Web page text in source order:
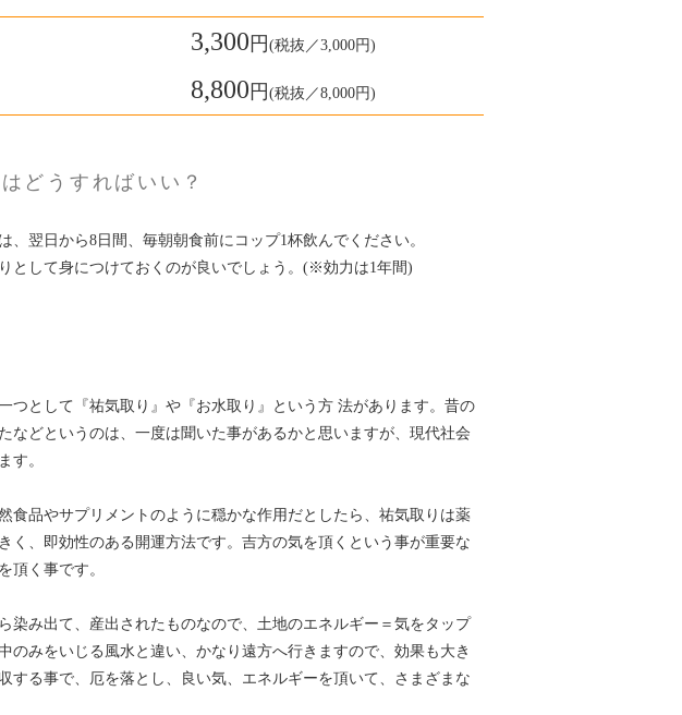
3,300 円 (税抜／3,000円)
8,800 円 (税抜／8,000円)
どうすればいい？
、翌日から8日間、毎朝朝食前にコップ1杯飲んでください。
として身につけておくのが良いでしょう。(※効力は1年間)
つとして『祐気取り』や『お水取り』という方 法があります。昔の
などというのは、一度は聞いた事があるかと思いますが、現代社会
す。
食品やサプリメントのように穏かな作用だとしたら、祐気取りは薬
く、即効性のある開運方法です。吉方の気を頂くという事が重要な
頂く事です。
染み出て、産出されたものなので、土地のエネルギー＝気をタップ
のみをいじる風水と違い、かなり遠方へ行きますので、効果も大き
する事で、厄を落とし、良い気、エネルギーを頂いて、さまざまな